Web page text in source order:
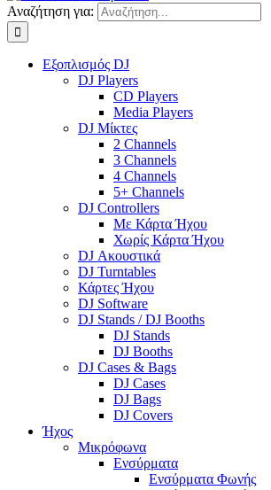
Αναζήτηση για:
Εξοπλισμός DJ
DJ Players
CD Players
Media Players
DJ Μίκτες
2 Channels
3 Channels
4 Channels
5+ Channels
DJ Controllers
Με Κάρτα Ήχου
Χωρίς Κάρτα Ήχου
DJ Ακουστικά
DJ Turntables
Κάρτες Ήχου
DJ Software
DJ Stands / DJ Booths
DJ Stands
DJ Booths
DJ Cases & Bags
DJ Cases
DJ Bags
DJ Covers
Ήχος
Μικρόφωνα
Ενσύρματα
Ενσύρματα Φωνής